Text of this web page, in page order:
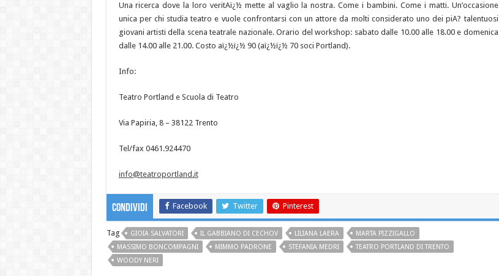
Una ricerca dove la loro veritAï¿½ mette al vaglio la nostra. Come i bambini. Come i matti. Un’occasione
unica per chi studia teatro e vuole confrontarsi con un attore da molti considerato uno dei piA? talentuosi
giovani artisti della scena teatrale nazionale. Orario del workshop: sabato dalle 10.00 alle 18.00 e domenica
dalle 14.00 alle 21.00. Costo aï¿½ï¿½ 90 (aï¿½ï¿½ 70 soci Portland).
Info:
Teatro Portland e Scuola di Teatro
Via Papiria, 8 – 38122 Trento
Tel/fax 0461.924470
info@teatroportland.it
Condividi Facebook Twitter Pinterest
Tag GIOIA SALVATORI IL GABBIANO DI CECHOV LILIANA LAERA
MARTA PIZZIGALLO
MASSIMO BONCOMPAGNI
MIMMO PADRONE STEFANIA MEDRI
TEATRO PORTLAND DI TRENTO
WOODY NERI